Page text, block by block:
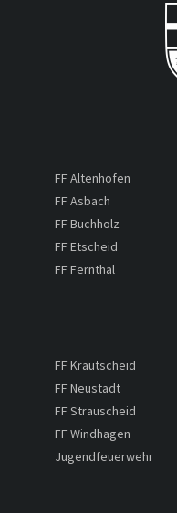
FF Altenhofen
FF Asbach
FF Buchholz
FF Etscheid
FF Fernthal
FF Krautscheid
FF Neustadt
FF Strauscheid
FF Windhagen
Jugendfeuerwehr